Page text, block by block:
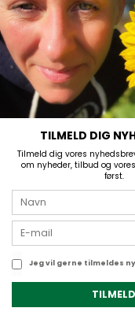
TILMELD DIG
Tilmeld dig vores
om nyheder, tilbud og
først.
Jeg vil gerne tilmeldes
TILMELD